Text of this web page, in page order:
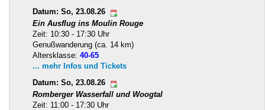
Datum: So, 23.08.26
Ein Ausflug ins Moulin Rouge
Zeit: 10:30 - 17:30 Uhr
Genußwanderung (ca. 14 km)
Altersklasse: 40-65
... mehr Infos und Tickets
Datum: So, 23.08.26
Romberger Wasserfall und Woogtal
Zeit: 11:00 - 17:30 Uhr